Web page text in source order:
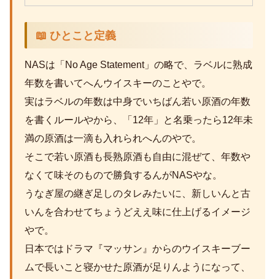
📖 ひとこと定義
NASは「No Age Statement」の略で、ラベルに熟成
年数を書いてへんウイスキーのことやで。
実はラベルの年数は中身でいちばん若い原酒の年数
を書くルールやから、「12年」と名乗ったら12年未
満の原酒は一滴も入れられへんのやで。
そこで若い原酒も長熟原酒も自由に混ぜて、年数や
なくて味そのもので勝負するんがNASやな。
うなぎ屋の継ぎ足しのタレみたいに、新しいんと古
いんを合わせてちょうどええ味に仕上げるイメージ
やで。
日本ではドラマ『マッサン』からのウイスキーブー
ムで長いこと寝かせた原酒が足りんようになって、